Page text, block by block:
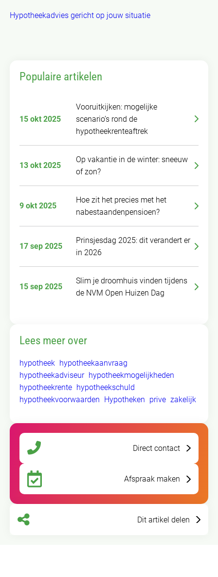
Hypotheekadvies gericht op jouw situatie
Populaire artikelen
15 okt 2025
Vooruitkijken: mogelijke
scenario’s rond de
hypotheekrenteaftrek
13 okt 2025
Op vakantie in de winter: sneeuw
of zon?
9 okt 2025
Hoe zit het precies met het
nabestaandenpensioen?
17 sep 2025
Prinsjesdag 2025: dit verandert er
in 2026
15 sep 2025
Slim je droomhuis vinden tijdens
de NVM Open Huizen Dag
Lees meer over
hypotheek hypotheekaanvraag
hypotheekadviseur hypotheekmogelijkheden
hypotheekrente hypotheekschuld
hypotheekvoorwaarden Hypotheken prive zakelijk
Direct contact
Afspraak maken
Dit artikel delen